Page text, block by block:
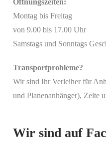
Öffnungszeiten:
Montag bis Freitag
von 9.00 bis 17.00 Uhr
Samstags und Sonntags
Transportprobleme?
Wir sind Ihr Verleiher für
und Planenanhänger), Zelte
Wir sind auf
Mit
akzeptieren